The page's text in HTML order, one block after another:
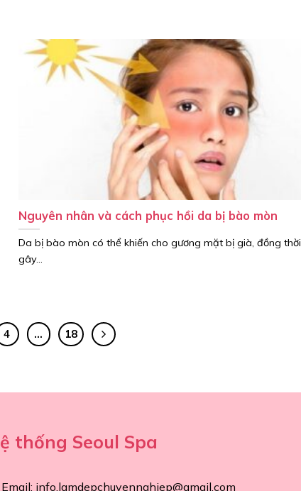
Nguyên nhân và cách phục hồi da bị bào mòn
Da bị bào mòn có thể khiến cho gương mặt bị già, đồng thời
gây...
4 … 18
thống Seoul Spa
Email: info.lamdepchuyennghiep@gmail.com